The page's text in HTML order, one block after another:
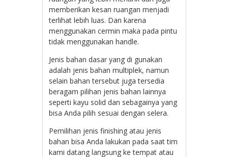
memberikan kesan ruangan menjadi
terlihat lebih luas. Dan karena
menggunakan cermin maka pada pintu
tidak menggunakan handle.
Jenis bahan dasar yang di gunakan
adalah jenis bahan multiplek, namun
selain bahan tersebut juga tersedia
beragam pilihan jenis bahan lainnya
seperti kayu solid dan sebagainya yang
bisa Anda pilih sesuai dengan selera.
Pemilihan jenis finishing atau jenis
bahan bisa Anda lakukan pada saat tim
kami datang langsung ke tempat atau